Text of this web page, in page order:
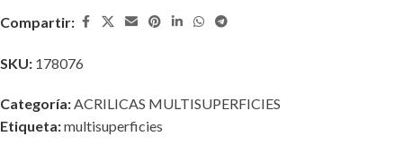
Compartir:
SKU: 178076
Categoría: ACRILICAS MULTISUPERFICIES
Etiqueta:multisuperficies